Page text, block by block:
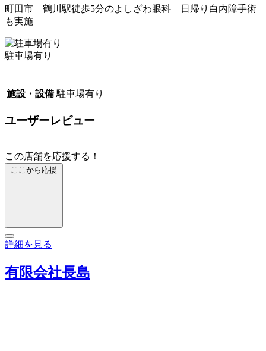
町田市 鶴川駅徒歩5分のよしざわ眼科 日帰り白内障手術
も実施
駐車場有り
施設・設備 駐車場有り
ユーザーレビュー
この店舗を応援する！
ここから応援
詳細を見る
有限会社長島